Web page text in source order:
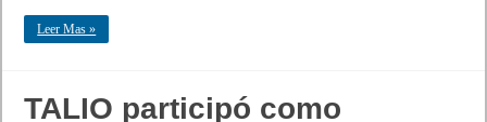
Leer Mas »
TALIO participó como